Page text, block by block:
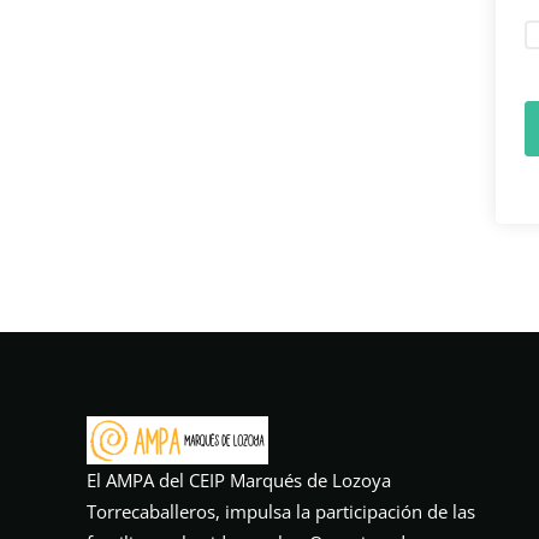
El AMPA del CEIP Marqués de Lozoya
Torrecaballeros, impulsa la participación de las